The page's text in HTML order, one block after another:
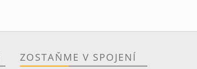
ZOSTAŇME V SPOJENÍ